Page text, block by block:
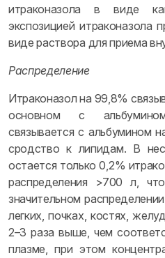
итраконазола в виде
экспозицией
виде раствора для приема
Распределение
Итраконазол на 99,8%
основном с альбумином
связывается с альбумином
сродство к липидам. В
остается только 0,2%
распределения >700 л,
значительном
легких, почках, костях,
2–3 раза выше, чем
плазме, при этом